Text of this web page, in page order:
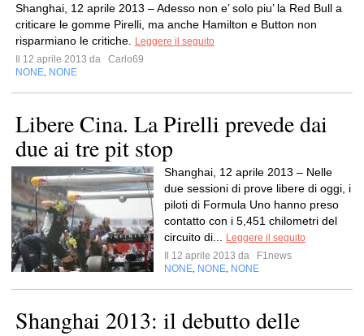
Shanghai, 12 aprile 2013 – Adesso non e’ solo piu’ la Red Bull a
criticare le gomme Pirelli, ma anche Hamilton e Button non
risparmiano le critiche.
Leggere il seguito
Il 12 aprile 2013 da
Carlo69
NONE NONE
Libere Cina. La Pirelli prevede dai
due ai tre pit stop
Shanghai, 12 aprile 2013 – Nelle
due sessioni di prove libere di oggi, i
piloti di Formula Uno hanno preso
contatto con i 5,451 chilometri del
circuito di...
Leggere il seguito
Il 12 aprile 2013 da
F1news
NONE NONE NONE
Shanghai 2013: il debutto delle